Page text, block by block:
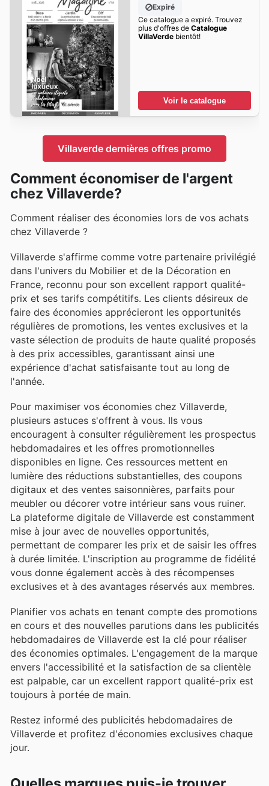
Expiré
Ce catalogue a expiré. Trouvez
plus d'offres de Catalogue
VillaVerdebientôt!
Voir le catalogue
Villaverde dernières offres promo
Comment économiser de l'argent
chez Villaverde?
Comment réaliser des économies lors de vos achats
chez Villaverde ?
Villaverde s'affirme comme votre partenaire privilégié
dans l'univers du Mobilier et de la Décoration en
France, reconnu pour son excellent rapport qualité-
prix et ses tarifs compétitifs. Les clients désireux de
faire des économies apprécieront les opportunités
régulières de promotions, les ventes exclusives et la
vaste sélection de produits de haute qualité proposés
à des prix accessibles, garantissant ainsi une
expérience d'achat satisfaisante tout au long de
l'année.
Pour maximiser vos économies chez Villaverde,
plusieurs astuces s'offrent à vous. Ils vous
encouragent à consulter régulièrement les prospectus
hebdomadaires et les offres promotionnelles
disponibles en ligne. Ces ressources mettent en
lumière des réductions substantielles, des coupons
digitaux et des ventes saisonnières, parfaits pour
meubler ou décorer votre intérieur sans vous ruiner.
La plateforme digitale de Villaverde est constamment
mise à jour avec de nouvelles opportunités,
permettant de comparer les prix et de saisir les offres
à durée limitée. L'inscription au programme de fidélité
vous donne également accès à des récompenses
exclusives et à des avantages réservés aux membres.
Planifier vos achats en tenant compte des promotions
en cours et des nouvelles parutions dans les publicités
hebdomadaires de Villaverde est la clé pour réaliser
des économies optimales. L'engagement de la marque
envers l'accessibilité et la satisfaction de sa clientèle
est palpable, car un excellent rapport qualité-prix est
toujours à portée de main.
Restez informé des publicités hebdomadaires de
Villaverde et profitez d'économies exclusives chaque
jour.